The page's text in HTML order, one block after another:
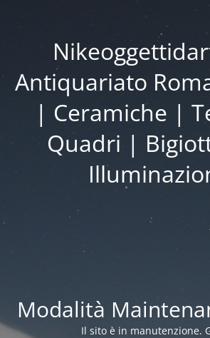
Antiquariato
| Ceramiche |
Quadri |
Modalità
Il sito è in manutenzione.